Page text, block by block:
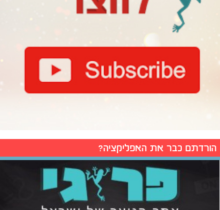
הורדתם כבר את האפליקציה?